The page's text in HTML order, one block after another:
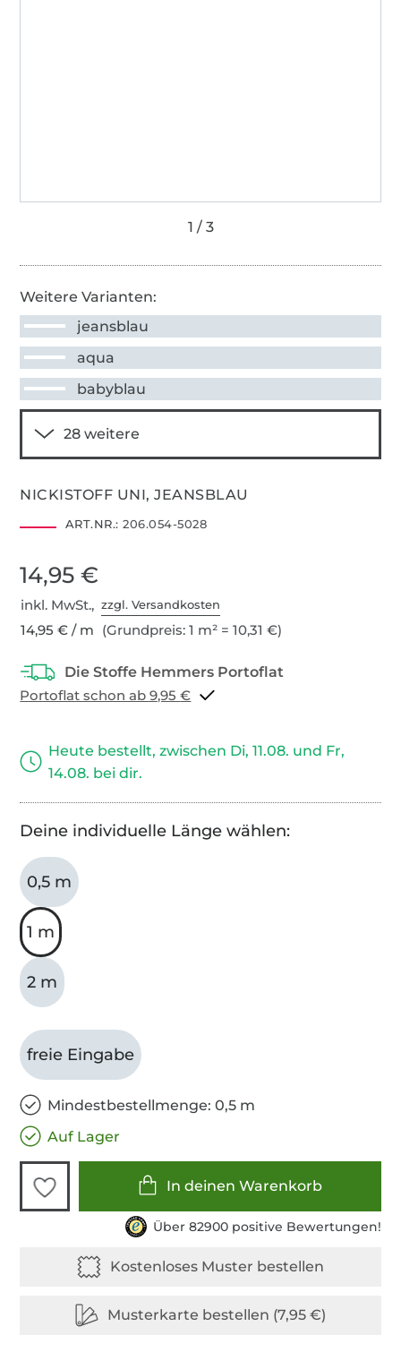
Weitere Varianten:
jeansblau
aqua
babyblau
NICKISTOFF UNI, JEANSBLAU
ART.NR.: 206.054-5028
14,95 €
inkl. MwSt.,zzgl. Versandkosten
14,95 € / m (Grundpreis: 1 m² = 10,31 €)
Portoflat schon ab 9,95 €
Heute bestellt, zwischen Di, 11.08. und Fr,
14.08. bei dir.
Deine individuelle Länge wählen:
0,5 m
1 m
2 m
freie Eingabe
Mindestbestellmenge: 0,5 m
Auf Lager
In deinen Warenkorb
Über 82900 positive Bewertungen!